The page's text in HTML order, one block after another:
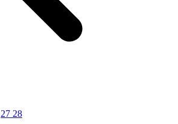
27 28